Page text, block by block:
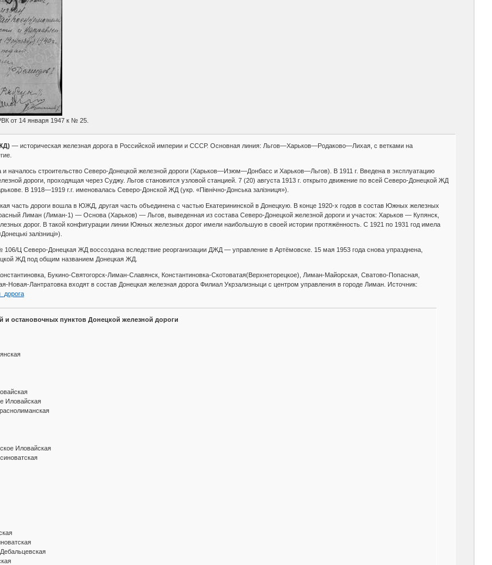
от 14 января 1947 к № 25.
— историческая железная дорога в Российской империи и СССР. Основная линия: Льгов—Харьков—Родаково—Лихая, с ветками на
и началось строительство Северо-Донецкой железной дороги (Харьков—Изюм—Донбасс и Харьков—Льгов). В 1911 г. Введена в эксплуатацию
дороги, проходящая через Суджу. Льгов становится узловой станцией. 7 (20) августа 1913 г. открыто движение по всей Северо-Донецкой ЖД
В 1918—1919 г.г. именовалась Северо-Донской ЖД (укр. «Північно-Донська залізниця»).
часть дороги вошла в ЮЖД, другая часть объединена с частью Екатерининской в Донецкую. В конце 1920-х годов в состав Южных железных
Лиман (Лиман-1) — Основа (Харьков) — Льгов, выведенная из состава Северо-Донецкой железной дороги и участок: Харьков — Купянск,
дорог. В такой конфигурации линии Южных железных дорог имели наибольшую в своей истории протяжённость. С 1921 по 1931 год имела
залізниці»).
Ц Северо-Донецкая ЖД воссоздана вследствие реорганизации ДЖД — управление в Артёмовске. 15 мая 1953 года снова упразднена,
ЖД под общим названием Донецкая ЖД.
Букино-Святогорск-Лиман-Славянск, Константиновка-Скотоватая(Верхнеторецкое), Лиман-Майорская, Сватово-Попасная,
Лантратовка входят в состав Донецкая железная дорога Филиал Укрзализныци с центром управления в городе Лиман. Источник:
и остановочных пунктов Донецкой железной дороги
Иловайская
Иловайская